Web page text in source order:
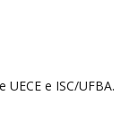
e ISC/UFBA.